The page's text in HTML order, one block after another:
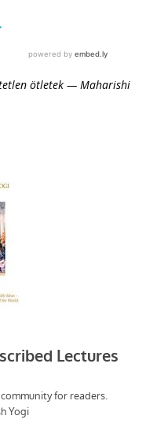
ötletek — Maharishi